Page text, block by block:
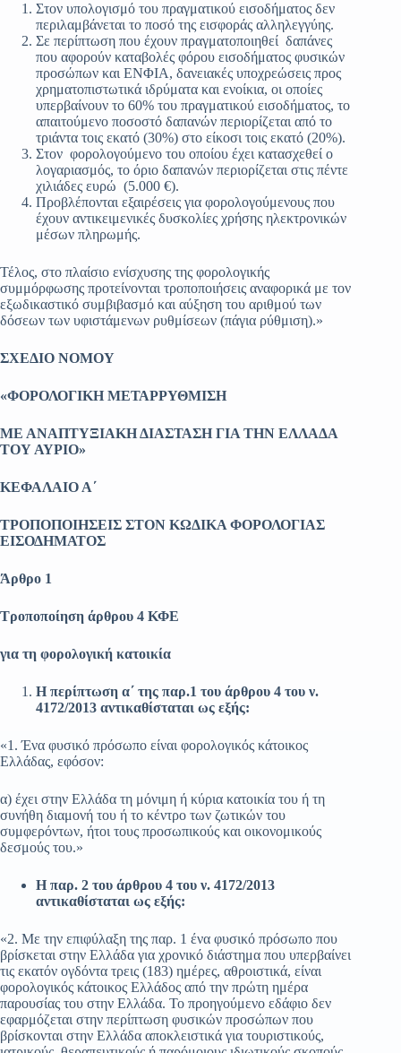
Στον υπολογισμό του πραγματικού εισοδήματος δεν
περιλαμβάνεται το ποσό της εισφοράς αλληλεγγύης.
Σε περίπτωση που έχουν πραγματοποιηθεί δαπάνες
που αφορούν καταβολές φόρου εισοδήματος φυσικών
προσώπων και ΕΝΦΙΑ, δανειακές υποχρεώσεις προς
χρηματοπιστωτικά ιδρύματα και ενοίκια, οι οποίες
υπερβαίνουν το 60% του πραγματικού εισοδήματος, το
απαιτούμενο ποσοστό δαπανών περιορίζεται από το
τριάντα τοις εκατό (30%) στο είκοσι τοις εκατό (20%).
Στον φορολογούμενο του οποίου έχει κατασχεθεί ο
λογαριασμός, το όριο δαπανών περιορίζεται στις πέντε
χιλιάδες ευρώ (5.000 €).
Προβλέπονται εξαιρέσεις για φορολογούμενους που
έχουν αντικειμενικές δυσκολίες χρήσης ηλεκτρονικών
μέσων πληρωμής.
Τέλος, στο πλαίσιο ενίσχυσης της φορολογικής
συμμόρφωσης προτείνονται τροποποιήσεις αναφορικά με τον
εξωδικαστικό συμβιβασμό και αύξηση του αριθμού των
δόσεων των υφιστάμενων ρυθμίσεων (πάγια ρύθμιση).»
ΣΧΕΔΙΟ ΝΟΜΟΥ
«ΦΟΡΟΛΟΓΙΚΗ ΜΕΤΑΡΡΥΘΜΙΣΗ
ΜΕ ΑΝΑΠΤΥΞΙΑΚΗ ΔΙΑΣΤΑΣΗ ΓΙΑ ΤΗΝ ΕΛΛΑΔΑ
ΤΟΥ ΑΥΡΙΟ»
ΚΕΦΑΛΑΙΟ Α΄
ΤΡΟΠΟΠΟΙΗΣΕΙΣ ΣΤΟΝ ΚΩΔΙΚΑ ΦΟΡΟΛΟΓΙΑΣ
ΕΙΣΟΔΗΜΑΤΟΣ
Άρθρο 1
Τροποποίηση άρθρου 4 ΚΦΕ
για τη φορολογική κατοικία
H περίπτωση α΄ της παρ.1 του άρθρου 4 του ν.
4172/2013 αντικαθίσταται ως εξής:
«1. Ένα φυσικό πρόσωπο είναι φορολογικός κάτοικος
Ελλάδας, εφόσον:
α) έχει στην Ελλάδα τη μόνιμη ή κύρια κατοικία του ή τη
συνήθη διαμονή του ή το κέντρο των ζωτικών του
συμφερόντων, ήτοι τους προσωπικούς και οικονομικούς
δεσμούς του.»
Η παρ. 2 του άρθρου 4 του ν. 4172/2013
αντικαθίσταται ως εξής:
«2. Με την επιφύλαξη της παρ. 1 ένα φυσικό πρόσωπο που
βρίσκεται στην Ελλάδα για χρονικό διάστημα που υπερβαίνει
τις εκατόν ογδόντα τρεις (183) ημέρες, αθροιστικά, είναι
φορολογικός κάτοικος Ελλάδος από την πρώτη ημέρα
παρουσίας του στην Ελλάδα. Το προηγούμενο εδάφιο δεν
εφαρμόζεται στην περίπτωση φυσικών προσώπων που
βρίσκονται στην Ελλάδα αποκλειστικά για τουριστικούς,